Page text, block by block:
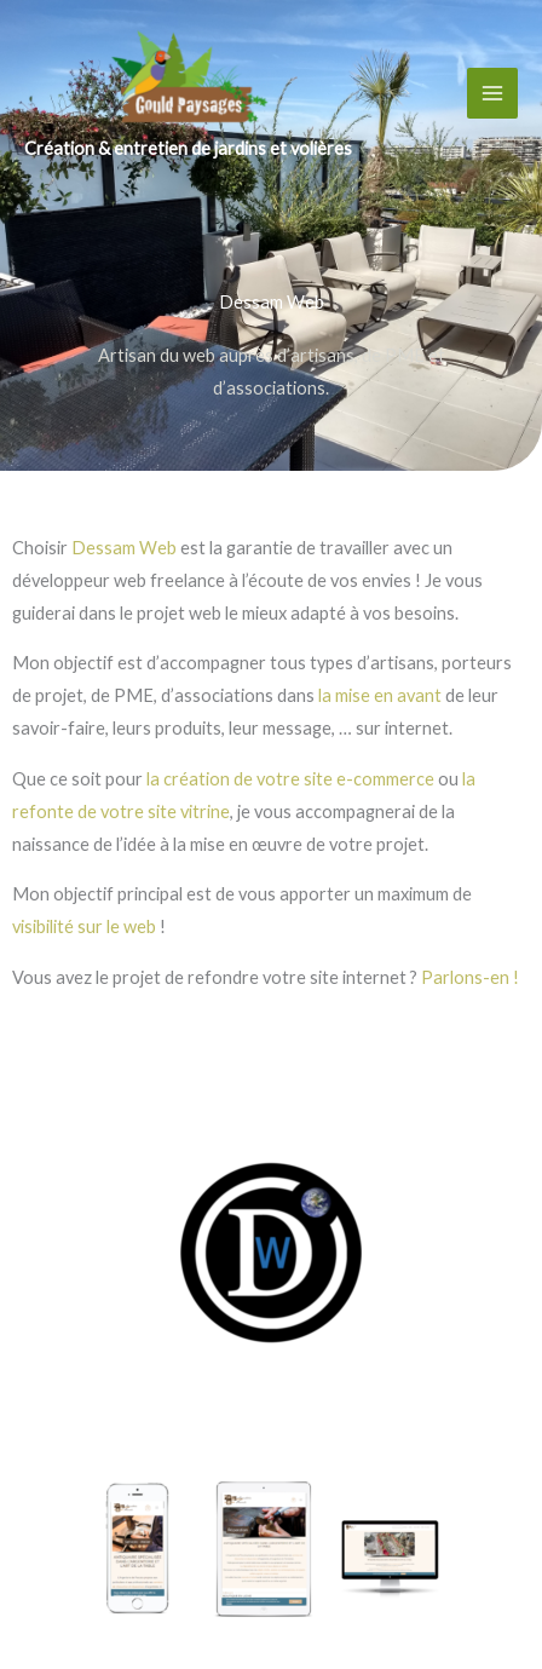
Création & entretien de jardins et volières
Dessam Web
Artisan du web auprès d’artisans, de PME et
d’associations.
Choisir Dessam Web est la garantie de travailler avec un
développeur web freelance à l’écoute de vos envies ! Je vous
guiderai dans le projet web le mieux adapté à vos besoins.
Mon objectif est d’accompagner tous types d’artisans, porteurs
de projet, de PME, d’associations dans la mise en avantde leur
savoir-faire, leurs produits, leur message, … sur internet.
Que ce soit pour la création de votre site e-commerceou la
refonte de votre site vitrine, je vous accompagnerai de la
naissance de l’idée à la mise en œuvre de votre projet.
Mon objectif principal est de vous apporter un maximum de
visibilité sur le web !
Vous avez le projet de refondre votre site internet ? Parlons-en !